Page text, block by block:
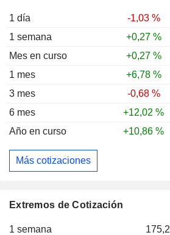
1 día
-1,03 %
1 semana
+0,27 %
Mes en curso
+0,27 %
1 mes
+6,78 %
3 mes
-0,68 %
6 mes
+12,02 %
Año en curso
+10,86 %
Más cotizaciones
Extremos de Cotización
1 semana 175,2